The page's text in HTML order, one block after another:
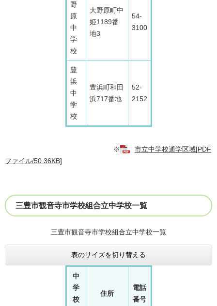
野
原
中
学
校
大野原町中
姫1189番
地3
54-
3100
豊
浜
中
学
校
豊浜町和田
浜717番地
52-
2152
※
市立中学校通学区域[PDF
ファイル/50.36KB]
三豊市観音寺市学校組合立中学校一覧
三豊市観音寺市学校組合立中学校一覧
表のサイズを切り替える
中
学
校
住所
電話
番号